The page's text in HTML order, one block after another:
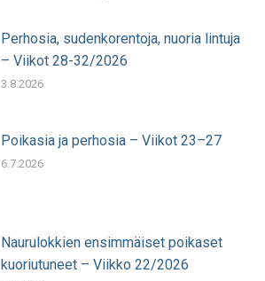
Perhosia, sudenkorentoja, nuoria lintuja
– Viikot 28-32/2026
3.8.2026
Poikasia ja perhosia – Viikot 23–27
6.7.2026
Naurulokkien ensimmäiset poikaset
kuoriutuneet – Viikko 22/2026